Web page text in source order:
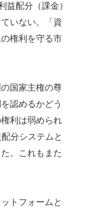
配分（課金）
いない。「資
権利を守る市
国家主権の尊
認めるかどう
利は弱められ
分システムと
。これもまた
トフォームと